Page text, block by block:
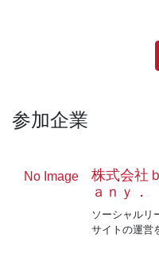
参加企業
No Image
株式会社
ａｎｙ．
ソーシャルリ
サイトの運営